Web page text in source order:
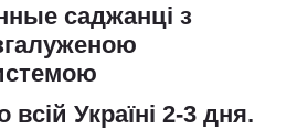
саджанці з
Україні 2-3 дня.